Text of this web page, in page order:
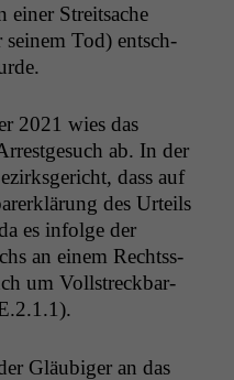
Stre­it­sache
seinem Tod) entsch­
2021 wies das
ab. In der
dass auf
des Urteils
es infolge der
an einem Rechtss­
um Voll­streck­bar­
Gläu­biger an das